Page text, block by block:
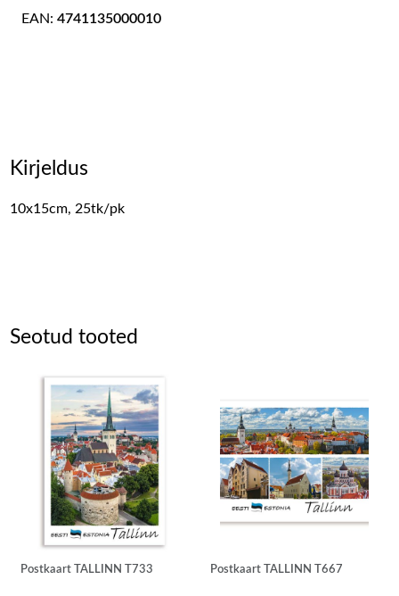
EAN: 4741135000010
Kirjeldus
10x15cm, 25tk/pk
Seotud tooted
Postkaart TALLINN T733 Postkaart TALLINN T667